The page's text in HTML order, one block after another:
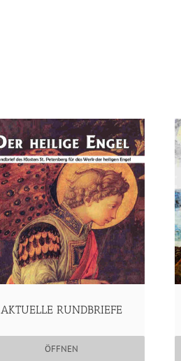
AKTUELLE RUNDBRIEFE
ÖFFNEN